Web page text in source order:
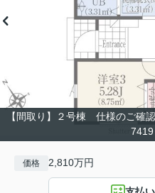
【間取り】２号棟 仕様のご確
7419
価格 2,810万円